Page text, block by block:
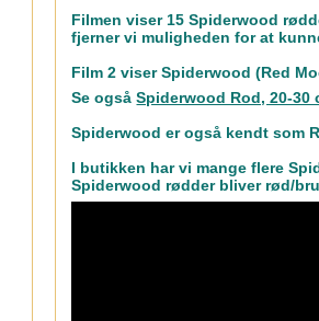
Filmen viser 15 Spiderwood
fjerner vi muligheden for at
Film 2 viser Spiderwood (Red
Se ogsåSpiderwood Rod, 20-30
Spiderwood er også kendt som
I butikken har vi mange flere
Spiderwood rødder bliver rød/